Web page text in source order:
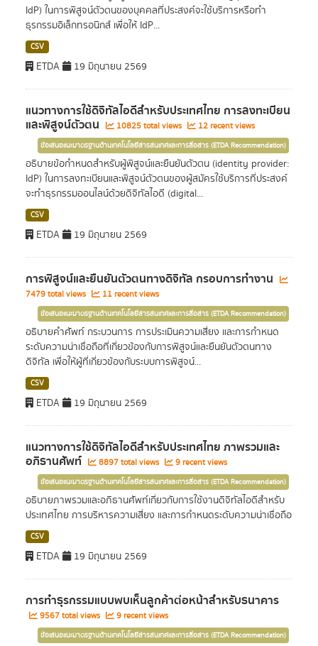
IdP) ในการพิสูจน์ตัวตนของบุคคลที่ประสงค์จะใช้บริการหรือทำ
ธุรกรรมอิเล็กทรอนิกส์ เพื่อให้ IdP...
CSV
ETDA 19 มิถุนายน 2569
แนวทางการใช้ดิจิทัลไอดีสำหรับประเทศไทย การลงทะเบียน
และพิสูจน์ตัวตน 10825 total views 12 recent views
ข้อเสนอแนะมาตรฐานด้านเทคโนโลยีสารสนเทศและการสื่อสาร (ETDA Recommendation)
อธิบายข้อกำหนดสำหรับผู้พิสูจน์และยืนยันตัวตน (identity provider:
IdP) ในการลงทะเบียนและพิสูจน์ตัวตนของผู้สมัครใช้บริการที่ประสงค์
จะทำธุรกรรมออนไลน์ด้วยดิจิทัลไอดี (digital...
CSV
ETDA 19 มิถุนายน 2569
การพิสูจน์และยืนยันตัวตนทางดิจิทัล กรอบการทำงาน
7479 total views 11 recent views
ข้อเสนอแนะมาตรฐานด้านเทคโนโลยีสารสนเทศและการสื่อสาร (ETDA Recommendation)
อธิบายคำศัพท์ กระบวนการ การประเมินความเสี่ยง และการกำหนด
ระดับความน่าเชื่อถือที่เกี่ยวข้องกับการพิสูจน์และยืนยันตัวตนทาง
ดิจิทัล เพื่อให้ผู้ที่เกี่ยวข้องกับระบบการพิสูจน์...
CSV
ETDA 19 มิถุนายน 2569
แนวทางการใช้ดิจิทัลไอดีสำหรับประเทศไทย ภาพรวมและ
อภิธานศัพท์ 8897 total views 9 recent views
ข้อเสนอแนะมาตรฐานด้านเทคโนโลยีสารสนเทศและการสื่อสาร (ETDA Recommendation)
อธิบายภาพรวมและอภิธานศัพท์เกี่ยวกับการใช้งานดิจิทัลไอดีสำหรับ
ประเทศไทย การบริหารความเสี่ยง และการกำหนดระดับความน่าเชื่อถือ
CSV
ETDA 19 มิถุนายน 2569
การทำธุรกรรมแบบพบเห็นลูกค้าต่อหน้าสำหรับธนาคาร
9567 total views 9 recent views
ข้อเสนอแนะมาตรฐานด้านเทคโนโลยีสารสนเทศและการสื่อสาร (ETDA Recommendation)